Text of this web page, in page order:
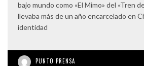
bajo mundo como «El Mimo» del «Tren
llevaba más de un año encarcelado en
identidad
PUNTO PRENSA